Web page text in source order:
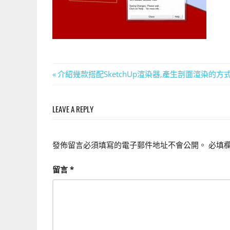
文
導
覽
Previous
介紹幾款搭配SketchUp渲染器,產生剖面渲染的方
LEAVE A REPLY
發佈留言必須填寫的電子郵件地址不會公開。 必填
留言 *